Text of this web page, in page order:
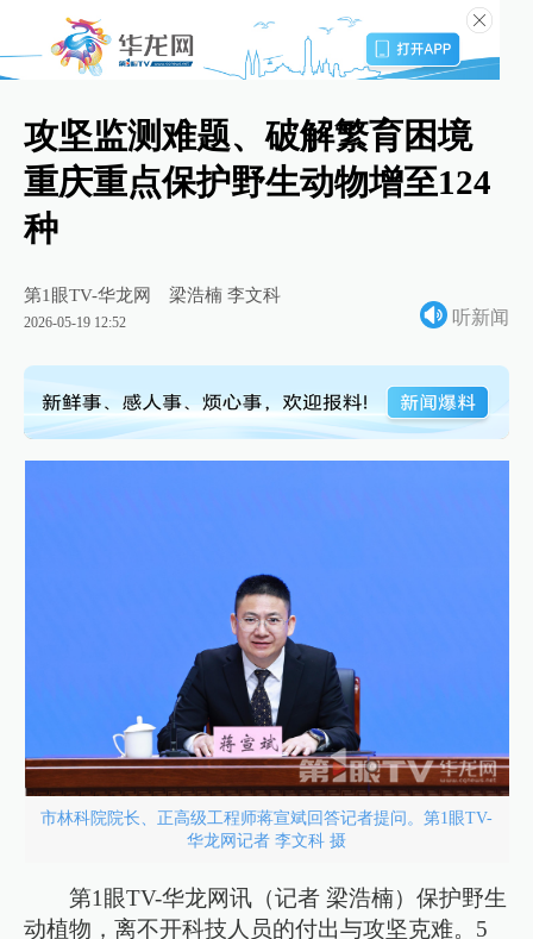
攻坚监测难题、破解繁育困境
重庆重点保护野生动物增至124
种
第1眼TV-华龙网 梁浩楠 李文科
2026-05-19 12:52 听新闻
市林科院院长、正高级工程师蒋宣斌回答记者提问。第1眼TV-
华龙网记者 李文科 摄
第1眼TV-华龙网讯（记者 梁浩楠）保护野生
动植物，离不开科技人员的付出与攻坚克难。5